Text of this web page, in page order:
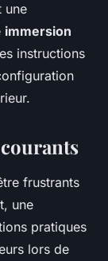
une
immersion
instructions
frustrants
une
pratiques
lors de